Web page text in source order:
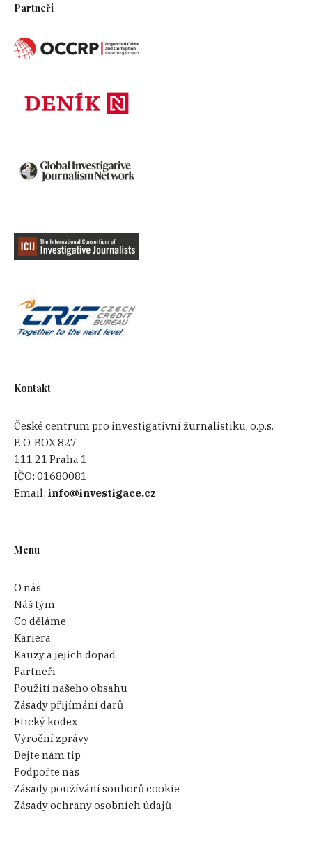
Partneři
Kontakt
České centrum pro investigativní žurnalistiku, o.p.s.
P. O. BOX 827
111 21 Praha 1
IČO:01680081
Email:info@investigace.cz
Menu
O nás
Náš tým
Co děláme
Kariéra
Kauzy a jejich dopad
Partneři
Použití našeho obsahu
Zásady přijímání darů
Etický kodex
Výroční zprávy
Dejte nám tip
Podpořte nás
Zásady používání souborů cookie
Zásady ochrany osobních údajů